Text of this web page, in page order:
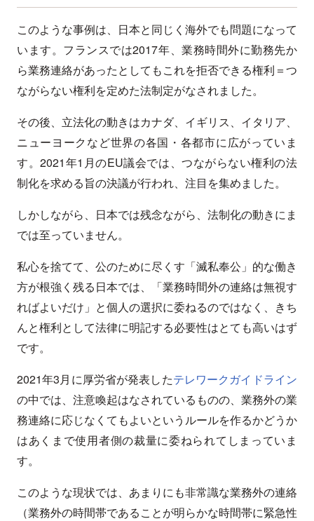
このような事例は、日本と同じく海外でも問題になって
います。フランスでは2017年、業務時間外に勤務先か
ら業務連絡があったとしてもこれを拒否できる権利＝つ
ながらない権利を定めた法制定がなされました。
その後、立法化の動きはカナダ、イギリス、イタリア、
ニューヨークなど世界の各国・各都市に広がっていま
す。2021年1月のEU議会では、つながらない権利の法
制化を求める旨の決議が行われ、注目を集めました。
しかしながら、日本では残念ながら、法制化の動きにま
では至っていません。
私心を捨てて、公のために尽くす「滅私奉公」的な働き
方が根強く残る日本では、「業務時間外の連絡は無視す
ればよいだけ」と個人の選択に委ねるのではなく、きち
んと権利として法律に明記する必要性はとても高いはず
です。
2021年3月に厚労省が発表したテレワークガイドライン
の中では、注意喚起はなされているものの、業務外の業
務連絡に応じなくてもよいというルールを作るかどうか
はあくまで使用者側の裁量に委ねられてしまっていま
す。
このような現状では、あまりにも非常識な業務外の連絡
（業務外の時間帯であることが明らかな時間帯に緊急性